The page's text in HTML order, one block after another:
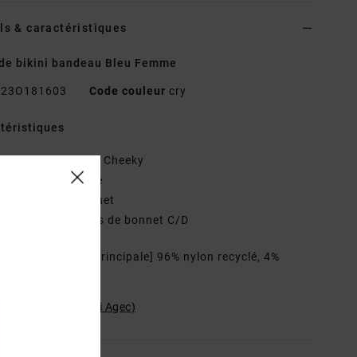
& caractéristiques
bikini bandeau Bleu Femme
23O181603 Code couleur cry
Couverture Cheeky
moyenne
avec crochet
pour les tailles de bonnet C/D
[Matière principale] 96% nylon recyclé, 4%
du produit (Loi Agec)